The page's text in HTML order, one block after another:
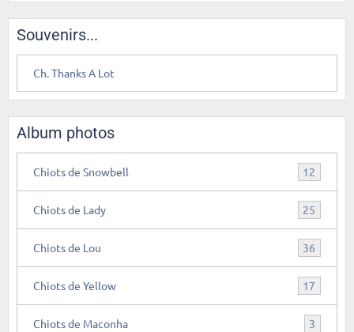
Souvenirs...
Ch. Thanks A Lot
Album photos
Chiots de Snowbell 12
Chiots de Lady 25
Chiots de Lou 36
Chiots de Yellow 17
Chiots de Maconha 3